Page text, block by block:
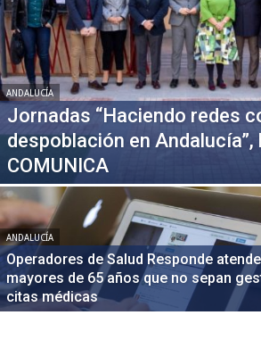
ANDALUCÍA
Jornadas “Haciendo redes
despoblación en Andalucía”,
COMUNICA
ANDALUCÍA
Operadores de Salud Responde
mayores de 65 años que no sepan
citas médicas